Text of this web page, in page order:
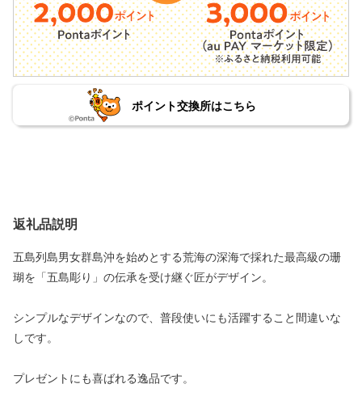
ポイント交換所はこちら
返礼品説明
五島列島男女群島沖を始めとする荒海の深海で採れた最高級の珊
瑚を「五島彫り」の伝承を受け継ぐ匠がデザイン。
シンプルなデザインなので、普段使いにも活躍すること間違いな
しです。
プレゼントにも喜ばれる逸品です。